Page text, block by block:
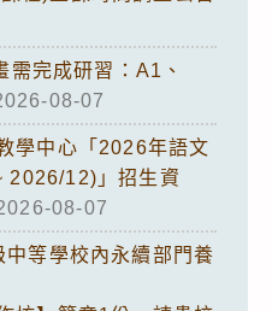
完成研習：A1、
08-07
學中心「2026年語文
2026/12)」招生資
08-07
等學校內永續部門養